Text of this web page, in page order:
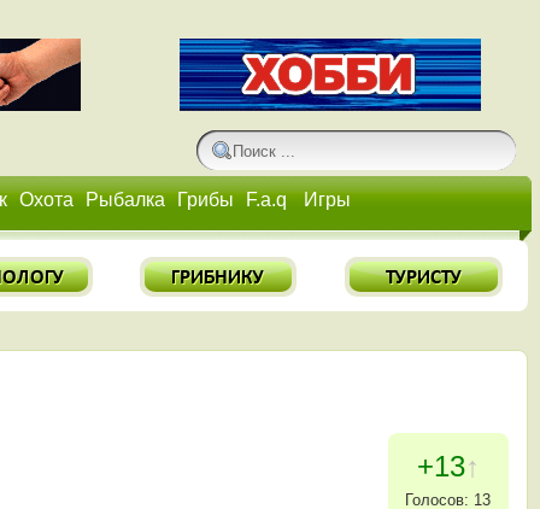
Охота Рыбалка Грибы F.a.q Игры
+13↑
Голосов: 13